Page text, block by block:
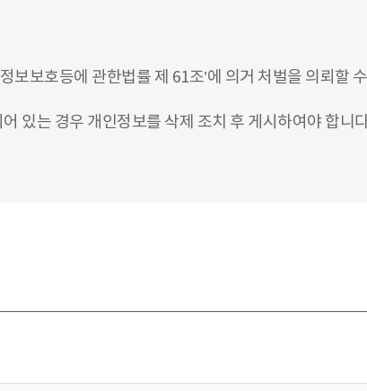
보호등에 관한법률 제 61조’에 의거 처벌을 의뢰할
있는 경우 개인정보를 삭제 조치 후 게시하여야 합니